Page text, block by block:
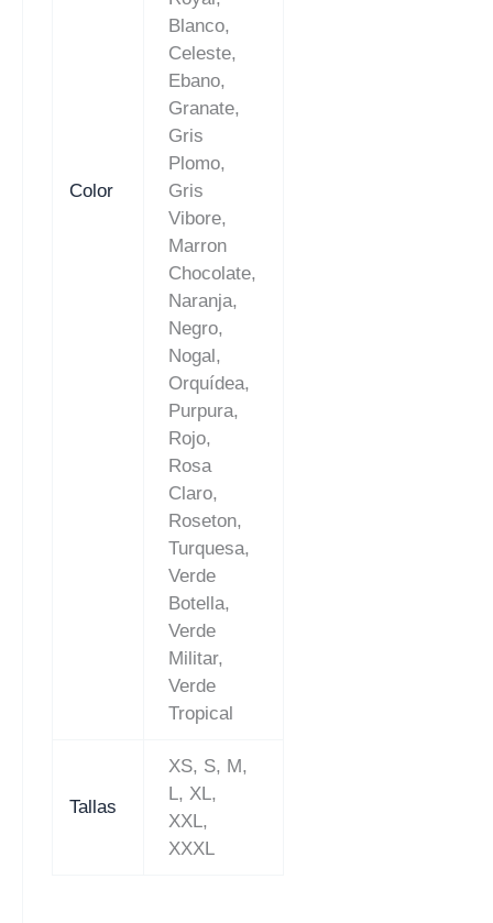
Color
Blanco,
Celeste,
Ebano,
Granate,
Gris
Plomo,
Gris
Vibore,
Marron
Chocolate,
Naranja,
Negro,
Nogal,
Orquídea,
Purpura,
Rojo,
Rosa
Claro,
Roseton,
Turquesa,
Verde
Botella,
Verde
Militar,
Verde
Tropical
Tallas
XS, S, M,
L, XL,
XXL,
XXXL